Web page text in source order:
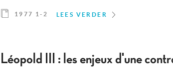
1977 1-2 LEES VERDER
Léopold III : les enjeux d'une